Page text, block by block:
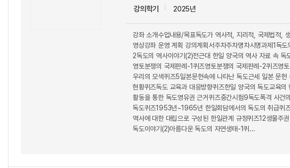
강의학기
2025년
강좌 소개수업내용/목표독도가 역사적, 지리적, 국제법적,
영상강좌 운영 계획 강의계획서주차주차명차시명과제1독
2독도의 역사이야기(2)전근대 한일 양국의 역사 자료 속
영토분쟁의 국제판례-1퀴즈영토분쟁의 국제판례-2퀴즈영
우리의 모색퀴즈5일본문헌속에 나타난 독도근세 일본 문
현황퀴즈독도 교육과 대응방향퀴즈한일 양국의 독도교육
활동을 통한 독도영유권 근거퀴즈중간시험9독도폭격 사건
독도퀴즈1953년~1965년 한일회담에서의 독도의 취급퀴
역사에 대한 대립으로 구성된 한일관계 규정퀴즈12생물주
독도이야기(2)아름다운 독도의 자연생태-1퀴...